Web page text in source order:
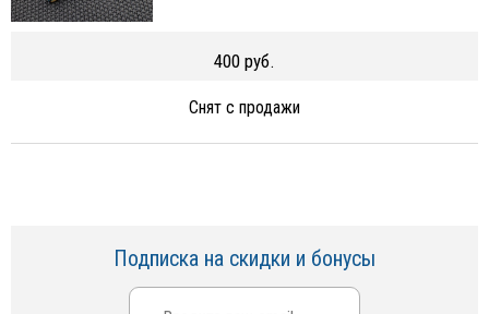
400 руб.
Снят с продажи
Подписка на скидки и бонусы